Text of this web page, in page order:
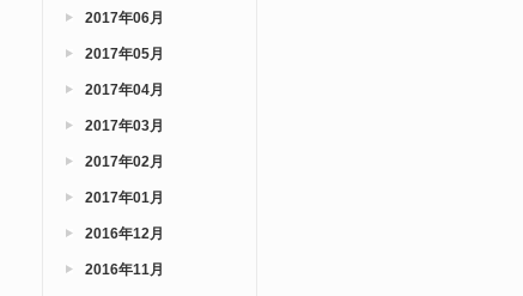
2017年06月
2017年05月
2017年04月
2017年03月
2017年02月
2017年01月
2016年12月
2016年11月